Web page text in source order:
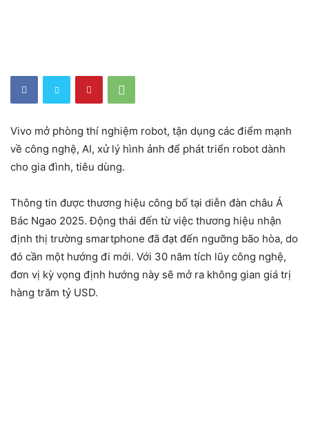
Vivo mở phòng thí nghiệm robot, tận dụng các điểm mạnh
về công nghệ, AI, xử lý hình ảnh để phát triển robot dành
cho gia đình, tiêu dùng.
Thông tin được thương hiệu công bố tại diễn đàn châu Á
Bác Ngao 2025. Động thái đến từ việc thương hiệu nhận
định thị trường smartphone đã đạt đến ngưỡng bão hòa, do
đó cần một hướng đi mới. Với 30 năm tích lũy công nghệ,
đơn vị kỳ vọng định hướng này sẽ mở ra không gian giá trị
hàng trăm tỷ USD.